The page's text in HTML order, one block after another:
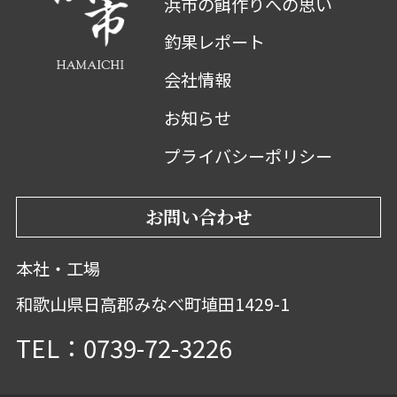
釣果レポート
会社情報
お知らせ
プライバシーポリシー
お問い合わせ
本社・工場
和歌山県日高郡みなべ町埴田1429-1
TEL：0739-72-3226